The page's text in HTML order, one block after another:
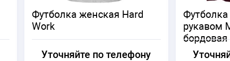
Футболка женская Hard
Work
Уточняйте по телефону
рукавом
бордовая